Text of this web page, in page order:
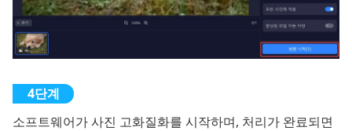
소프트웨어가 사진 고화질화를 시작하며, 처리가 완료되면